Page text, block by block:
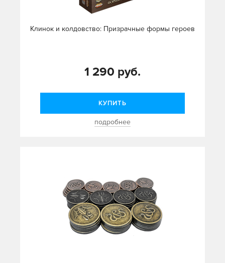
Клинок и колдовство: Призрачные формы героев
1 290 руб.
КУПИТЬ
подробнее